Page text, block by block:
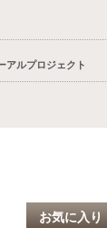
アルプロジェクト
お気に入り